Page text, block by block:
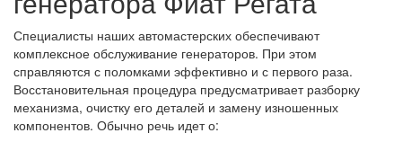
Специалисты наших автомастерских обеспечивают
комплексное обслуживание генераторов. При этом
справляются с поломками эффективно и с первого раза.
Восстановительная процедура предусматривает разборку
механизма, очистку его деталей и замену изношенных
компонентов. Обычно речь идет о: